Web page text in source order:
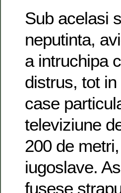
Sub acelasi
neputinta,
a intruchipa
distrus, tot
case
televiziune
200 de
iugoslave.
fusese